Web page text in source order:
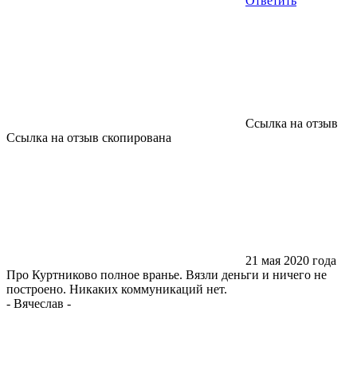
Ссылка на отзыв
Ссылка на отзыв скопирована
21 мая 2020 года
Про Куртниково полное вранье. Вязли деньги и ничего не
построено. Никаких коммуникаций нет.
- Вячеслав -